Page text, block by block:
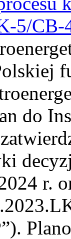
5/CB-
do
r.